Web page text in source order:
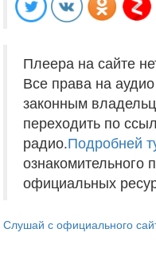
Плеера на сайте
Все права на
законным
переходить по
радио.Подробней
ознакомительного
официальных
Слушай с официального